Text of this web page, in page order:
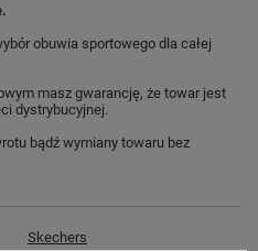
obuwia sportowego dla całej
masz gwarancję, że towar jest
dystrybucyjnej.
bądź wymiany towaru bez
Skechers